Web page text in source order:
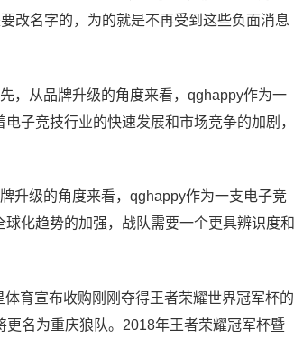
改名字的，为的就是不再受到这些负面消息
，从品牌升级的角度来看，qghappy作为一
子竞技行业的快速发展和市场竞争的加剧，
升级的角度来看，qghappy作为一支电子竞
化趋势的加强，战队需要一个更具辨识度和
育宣布收购刚刚夺得王者荣耀世界冠军杯的
更名为重庆狼队。2018年王者荣耀冠军杯暨